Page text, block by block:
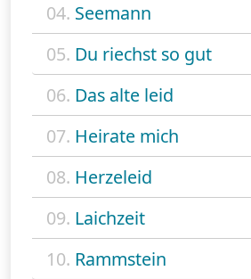
04. Seemann
05. Du riechst so gut
06. Das alte leid
07. Heirate mich
08. Herzeleid
09. Laichzeit
10. Rammstein